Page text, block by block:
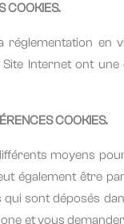
COOKIES.
réglementation en
Internet ont une
COOKIES.
moyens
également être
qui sont déposés
et vous